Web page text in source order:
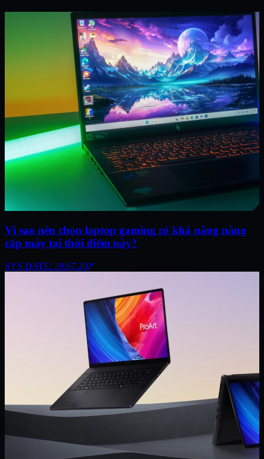
Vì sao nên chọn laptop gaming có khả năng nâng
cấp máy tại thời điểm này?
SYS.DATE: 29.07.2026